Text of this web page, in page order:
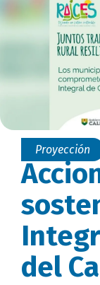
Proyección
del